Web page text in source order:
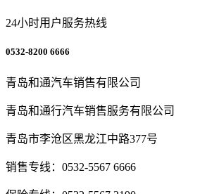
24小时用户服务热线
0532-8200 6666
青岛和通汽车销售有限公司
青岛和通行汽车销售服务有限公司
青岛市李沧区黑龙江中路377号
销售专线：0532-5567 6666